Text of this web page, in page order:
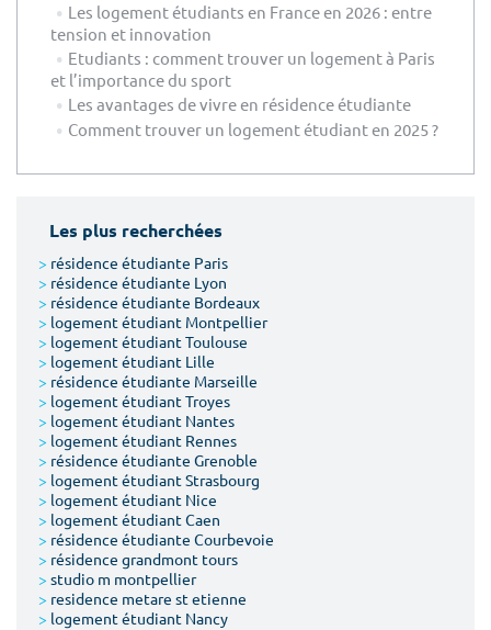
Les logement étudiants en France en 2026 : entre
tension et innovation
Etudiants : comment trouver un logement à Paris
et l’importance du sport
Les avantages de vivre en résidence étudiante
Comment trouver un logement étudiant en 2025 ?
Les plus recherchées
> résidence étudiante Paris
> résidence étudiante Lyon
> résidence étudiante Bordeaux
> logement étudiant Montpellier
> logement étudiant Toulouse
> logement étudiant Lille
> résidence étudiante Marseille
> logement étudiant Troyes
> logement étudiant Nantes
> logement étudiant Rennes
> résidence étudiante Grenoble
> logement étudiant Strasbourg
> logement étudiant Nice
> logement étudiant Caen
> résidence étudiante Courbevoie
> résidence grandmont tours
> studio m montpellier
> residence metare st etienne
> logement étudiant Nancy